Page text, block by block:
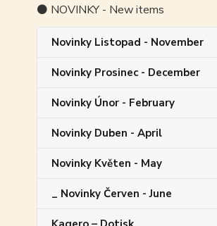
⚫ NOVINKY - New items
Novinky Listopad - November
Novinky Prosinec - December
Novinky Únor - February
Novinky Duben - April
Novinky Květen - May
_ Novinky Červen - June